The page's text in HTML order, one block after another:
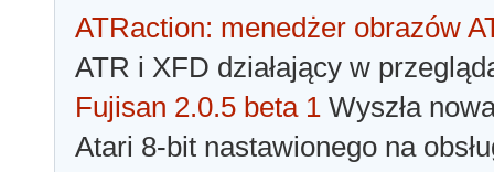
ATRaction: menedżer obrazów
ATR i XFD działający w
Fujisan 2.0.5 beta 1 Wyszła
Atari 8-bit nastawionego na